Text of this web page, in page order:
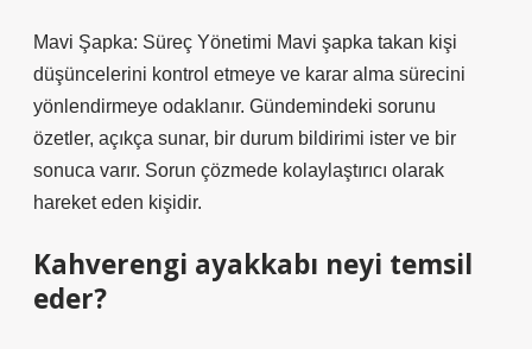
Mavi Şapka: Süreç Yönetimi Mavi şapka takan kişi
düşüncelerini kontrol etmeye ve karar alma sürecini
yönlendirmeye odaklanır. Gündemindeki sorunu
özetler, açıkça sunar, bir durum bildirimi ister ve bir
sonuca varır. Sorun çözmede kolaylaştırıcı olarak
hareket eden kişidir.
Kahverengi ayakkabı neyi temsil
eder?